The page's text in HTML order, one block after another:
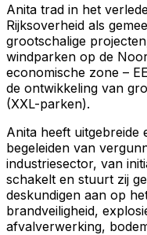
Anita trad in het
Rijksoverheid als
grootschalige
windparken op de
economische zone –
de ontwikkeling van
(XXL-parken).
Anita heeft uitgebreide
begeleiden van
industriesector, van
schakelt en stuurt zij
deskundigen aan op
brandveiligheid,
afvalverwerking,